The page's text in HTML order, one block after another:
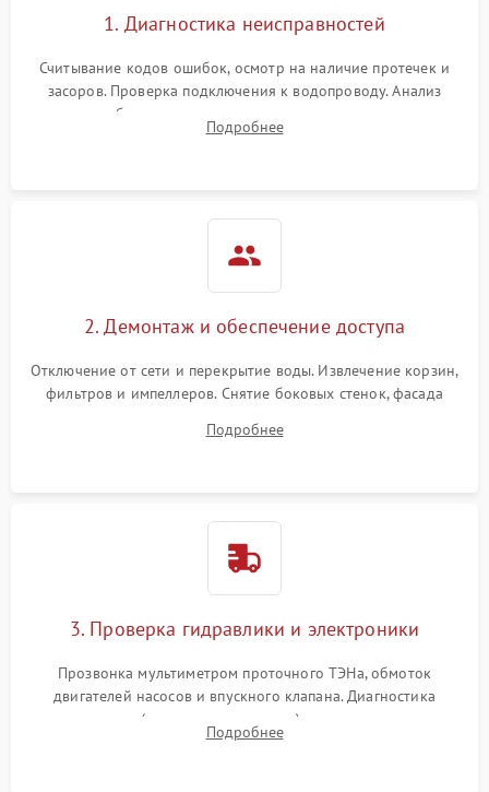
1. Диагностика неисправностей
Считывание кодов ошибок, осмотр на наличие протечек и
засоров. Проверка подключения к водопроводу. Анализ
жалоб на отсутствие слива, нагрева, вращения
разбрызгивателей или срабатывание системы защиты
Подробнее
2. Демонтаж и обеспечение доступа
Отключение от сети и перекрытие воды. Извлечение корзин,
фильтров и импеллеров. Снятие боковых стенок, фасада
циркуляционному насосу, ТЭНу и сливной помпе.
Подробнее
3. Проверка гидравлики и электроники
Прозвонка мультиметром проточного ТЭНа, обмоток
двигателей насосов и впускного клапана. Диагностика
прессостата (датчика уровня воды), датчика мутности,
концевика дверцы и электронного модуля управления.
Подробнее